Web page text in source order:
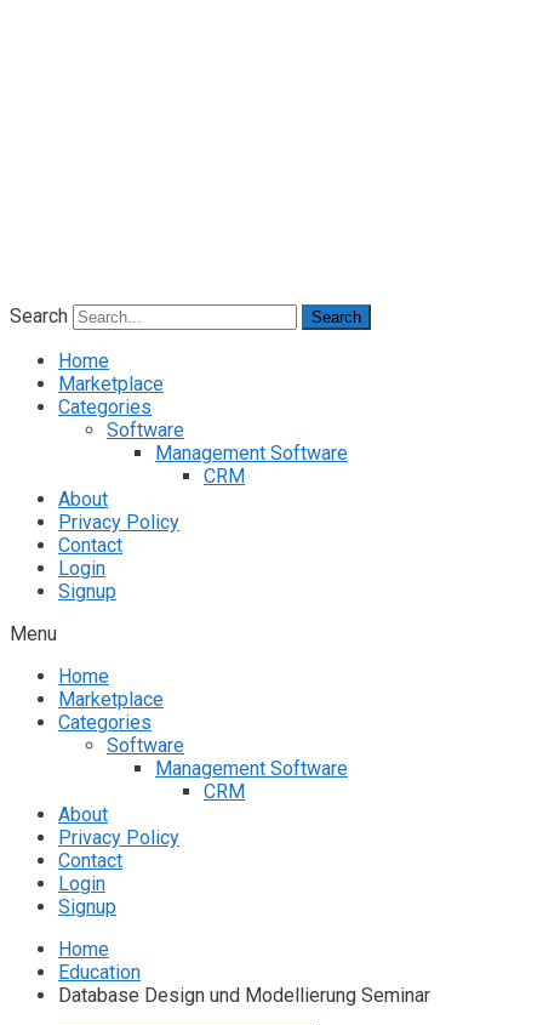
Search Search
Home
Marketplace
Categories
Software
Management Software
CRM
About
Privacy Policy
Contact
Login
Signup
Menu
Home
Marketplace
Categories
Software
Management Software
CRM
About
Privacy Policy
Contact
Login
Signup
Home
Education
Database Design und Modellierung Seminar